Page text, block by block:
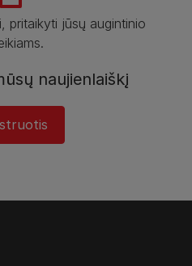
pritaikyti jūsų augintinio
naujienlaiškį